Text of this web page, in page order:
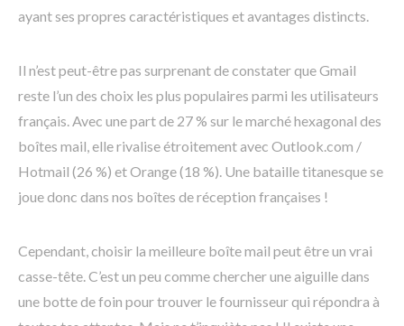
ayant ses propres caractéristiques et avantages distincts.
Il n’est peut-être pas surprenant de constater que Gmail
reste l’un des choix les plus populaires parmi les utilisateurs
français. Avec une part de 27 % sur le marché hexagonal des
boîtes mail, elle rivalise étroitement avec Outlook.com /
Hotmail (26 %) et Orange (18 %). Une bataille titanesque se
joue donc dans nos boîtes de réception françaises !
Cependant, choisir la meilleure boîte mail peut être un vrai
casse-tête. C’est un peu comme chercher une aiguille dans
une botte de foin pour trouver le fournisseur qui répondra à